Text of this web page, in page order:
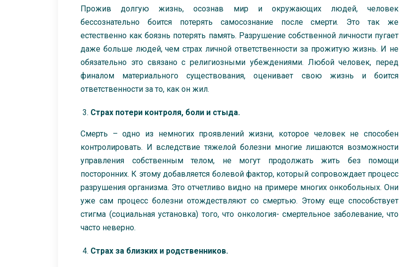
Прожив долгую жизнь, осознав мир и окружающих людей, человек
бессознательно боится потерять самосознание после смерти. Это так же
естественно как боязнь потерять память. Разрушение собственной личности пугает
даже больше людей, чем страх личной ответственности за прожитую жизнь. И не
обязательно это связано с религиозными убеждениями. Любой человек, перед
финалом материального существования, оценивает свою жизнь и боится
ответственности за то, как он жил.
Страх потери контроля, боли и стыда.
Смерть – одно из немногих проявлений жизни, которое человек не способен
контролировать. И вследствие тяжелой болезни многие лишаются возможности
управления собственным телом, не могут продолжать жить без помощи
посторонних. К этому добавляется болевой фактор, который сопровождает процесс
разрушения организма. Это отчетливо видно на примере многих онкобольных. Они
уже сам процесс болезни отождествляют со смертью. Этому еще способствует
стигма (социальная установка) того, что онкология- смертельное заболевание, что
часто неверно.
Страх за близких и родственников.